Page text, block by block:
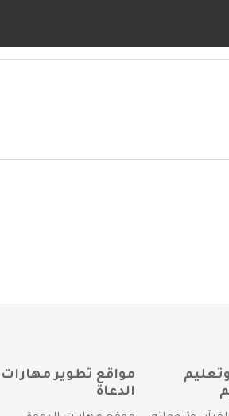
مواقع تطوير مهارات
الدعاة